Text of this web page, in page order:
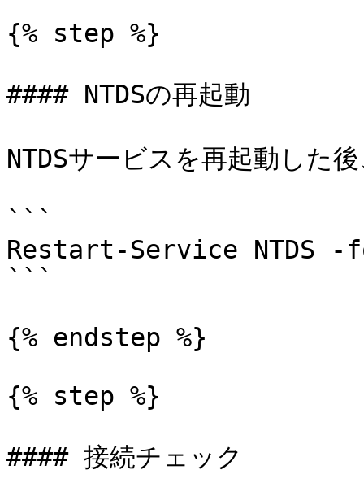
{% step %}
#### NTDSの再起動
NTDSサービスを再起動した
```
Restart-Service NTDS -
```
{% endstep %}
{% step %}
#### 接続チェック